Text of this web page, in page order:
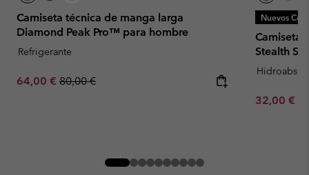
Camiseta técnica de manga larga
Diamond Peak Pro™ para hombre
Refrigerante
Sale price:
64,00 € Regular price:
80,00 €
Nuevos
Camiseta
Stealth
Minimum
32,00 €